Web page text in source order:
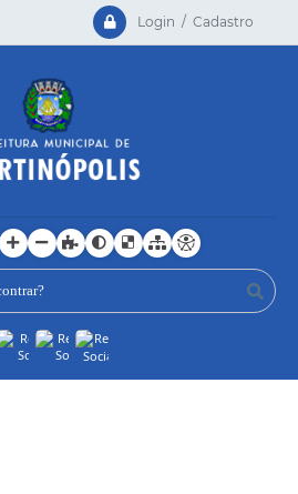
Login / Cadastro